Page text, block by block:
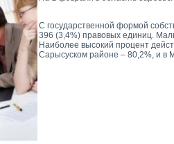
С государственной формой
396 (3,4%) правовых единиц.
Наиболее высокий процент
Сарысуском районе – 80,2%, и в